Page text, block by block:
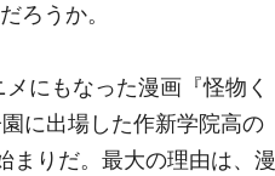
ろうか。
にもなった漫画『怪物く
に出場した作新学院高の
まりだ。最大の理由は、漫